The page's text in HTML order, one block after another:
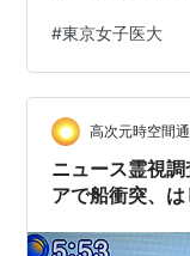
ほどまでに重大
大学の元理事長
を不正支出した
事件は、大学資金
れ、教育機関の
す。
#東京女子医大
高次元時空間
ニュース霊視
アで船衝突、は